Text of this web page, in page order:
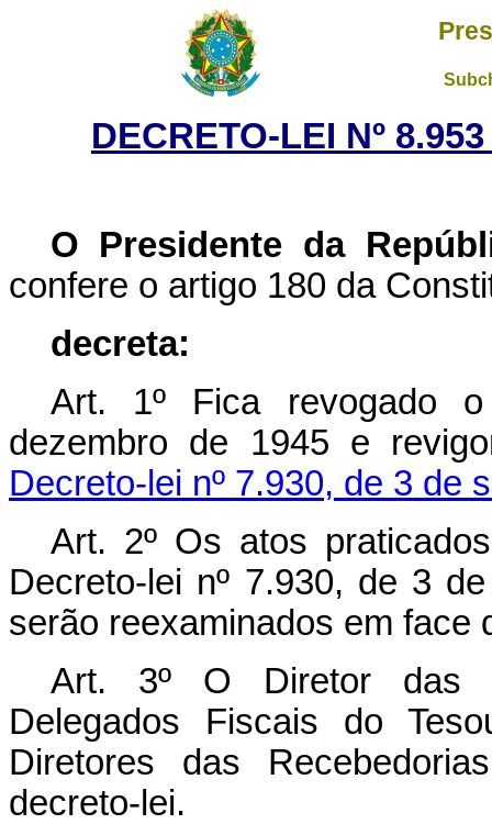
DECRETO-LEI Nº
O Presidente da
confere o artigo 180 da
decreta:
Art. 1º Fica revogado
dezembro de 1945 e
Decreto-lei nº 7.930, de 3 de
Art. 2º Os atos
Decreto-lei nº 7.930, de 3
serão reexaminados em face
Art. 3º O Diretor das
Delegados Fiscais do
Diretores das
decreto-lei.